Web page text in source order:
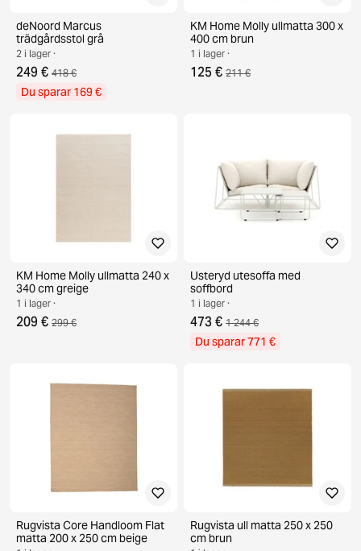
deNoord Marcus
trädgårdsstol grå
2 i lager ·
249 € 418 €
Du sparar 169 €
KM Home Molly ullmatta 300 x
400 cm brun
1 i lager ·
125 € 211 €
KM Home Molly ullmatta 240 x
340 cm greige
1 i lager ·
209 € 299 €
Usteryd utesoffa med
soffbord
1 i lager ·
473 € 1 244 €
Du sparar 771 €
Rugvista Core Handloom Flat
matta 200 x 250 cm beige
Rugvista ull matta 250 x 250
cm brun